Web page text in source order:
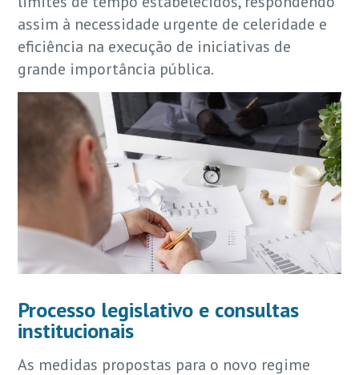
assim à necessidade urgente de celeridade e
eficiência na execução de iniciativas de
grande importância pública.
Processo legislativo e consultas
institucionais
As medidas propostas para o novo regime